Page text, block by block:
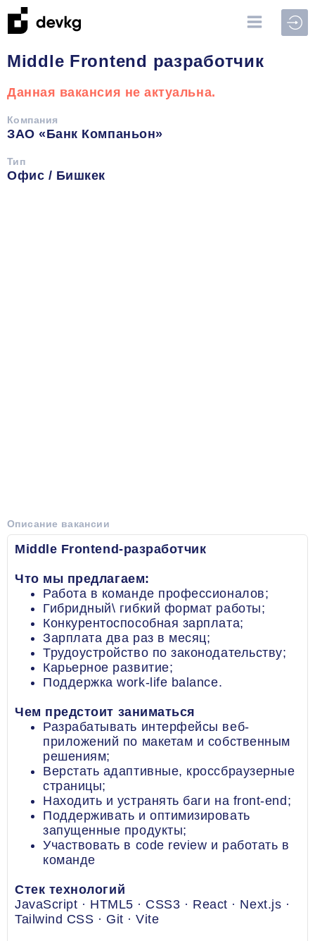
Middle Frontend разработчик
Данная вакансия не актуальна.
Компания
ЗАО «Банк Компаньон»
Тип
Офис / Бишкек
Описание вакансии
Middle Frontend-разработчик
Что мы предлагаем:
Работа в команде профессионалов;
Гибридный\ гибкий формат работы;
Конкурентоспособная зарплата;
Зарплата два раз в месяц;
Трудоустройство по законодательству;
Карьерное развитие;
Поддержка work-life balance.
Чем предстоит заниматься
Разрабатывать интерфейсы веб-
приложений по макетам и собственным
решениям;
Верстать адаптивные, кроссбраузерные
страницы;
Находить и устранять баги на front-end;
Поддерживать и оптимизировать
запущенные продукты;
Участвовать в code review и работать в
команде
Стек технологий
JavaScript · HTML5 · CSS3 · React · Next.js ·
Tailwind CSS · Git · Vite